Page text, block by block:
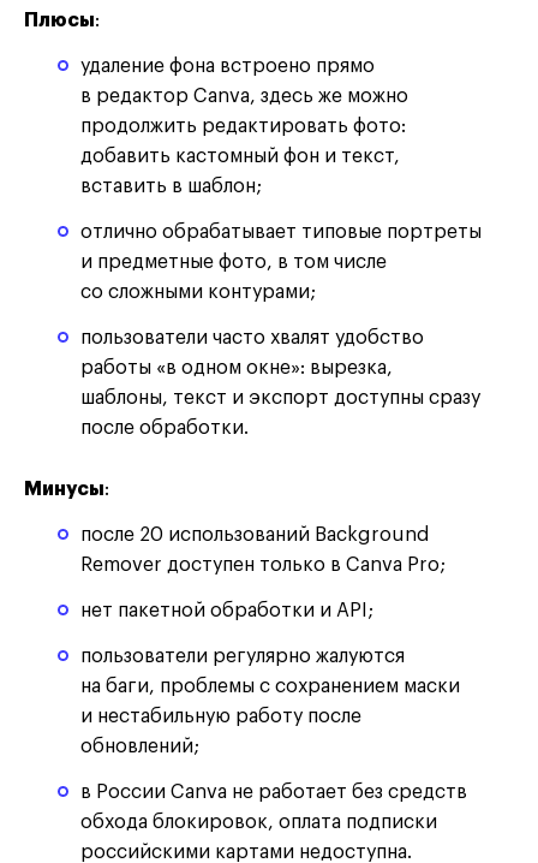
Плюсы:
удаление фона встроено прямо
в редактор Canva, здесь же можно
продолжить редактировать фото:
добавить кастомный фон и текст,
вставить в шаблон;
отлично обрабатывает типовые портреты
и предметные фото, в том числе
со сложными контурами;
пользователи часто хвалят удобство
работы «в одном окне»: вырезка,
шаблоны, текст и экспорт доступны сразу
после обработки.
Минусы:
после 20 использований Background
Remover доступен только в Canva Pro;
нет пакетной обработки и API;
пользователи регулярно жалуются
на баги, проблемы с сохранением маски
и нестабильную работу после
обновлений;
в России Canva не работает без средств
обхода блокировок, оплата подписки
российскими картами недоступна.